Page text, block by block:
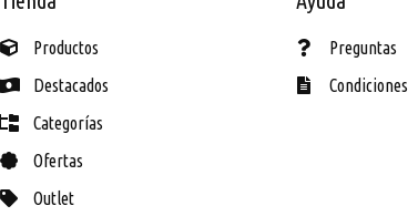
Productos
Destacados
Categorías
Ofertas
Outlet
Preguntas
Condiciones